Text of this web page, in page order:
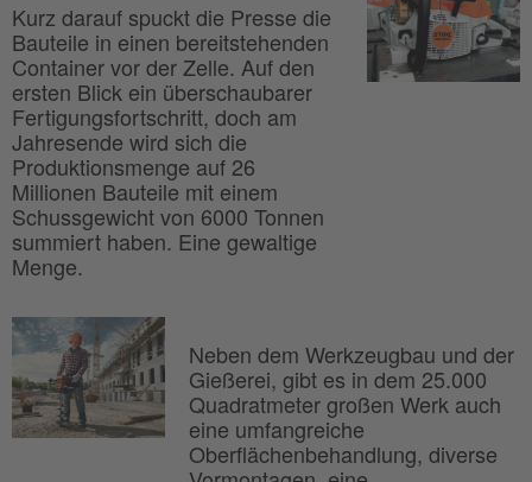
Kurz darauf spuckt die Presse die
Bauteile in einen bereitstehenden
Container vor der Zelle. Auf den
ersten Blick ein überschaubarer
Fertigungsfortschritt, doch am
Jahresende wird sich die
Produktionsmenge auf 26
Millionen Bauteile mit einem
Schussgewicht von 6000 Tonnen
summiert haben. Eine gewaltige
Menge.
Neben dem Werkzeugbau und der
Gießerei, gibt es in dem 25.000
Quadratmeter großen Werk auch
eine umfangreiche
Oberflächenbehandlung, diverse